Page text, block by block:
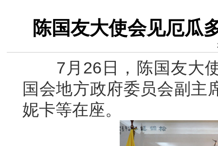
陈国友大使会见厄瓜
7月26日，陈国友大使
国会地方政府委员会副主
妮卡等在座。